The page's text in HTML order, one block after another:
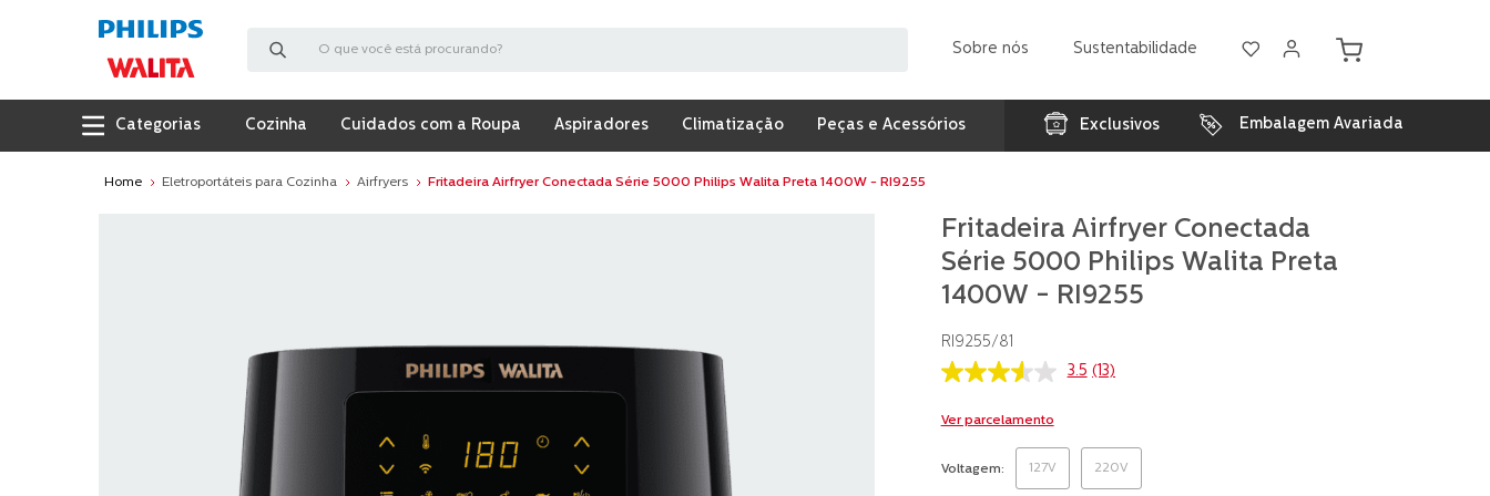
Sobre nós Sustentabilidade
Cozinha Cuidados com a Roupa Aspiradores Climatização Peças e Acessórios Exclusivos Embalagem Avariada
Eletroportáteis para Cozinha Airfryers Fritadeira Airfryer Conectada Série 5000 Philips Walita Preta 1400W - RI9255
Fritadeira Airfryer Conectada
Série 5000 Philips Walita Preta
1400W - RI9255
RI9255/81
3.5
5
médio
3.5 (13)
Ver parcelamento
Voltagem 127V 220V